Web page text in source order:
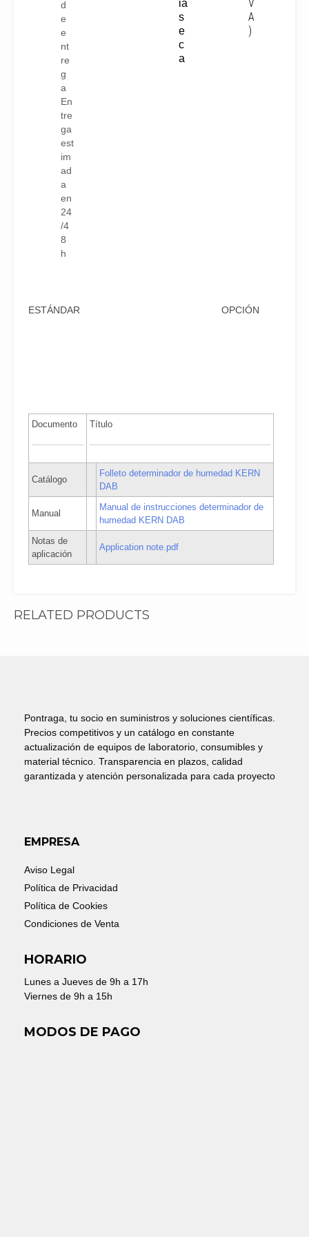
d
e
e
nt
re
g
a
En
tre
ga
est
im
ad
a
en
24
/4
8
h
ia
s
e
c
a
V
A
)
ESTÁNDAR OPCIÓN
Documento Título
Catálogo
Folleto determinador de humedad KERN
DAB
Manual
Manual de instrucciones determinador de
humedad KERN DAB
Notas de
aplicación
Application note.pdf
RELATED PRODUCTS
Pontraga, tu socio en suministros y soluciones científicas.
Precios competitivos y un catálogo en constante
actualización de equipos de laboratorio, consumibles y
material técnico. Transparencia en plazos, calidad
garantizada y atención personalizada para cada proyecto
EMPRESA
Aviso Legal
Política de Privacidad
Política de Cookies
Condiciones de Venta
HORARIO
Lunes a Jueves de 9h a 17h
Viernes de 9h a 15h
MODOS DE PAGO